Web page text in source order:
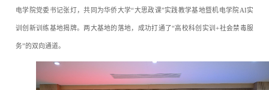
电学院党委书记张灯，共同为华侨大学“大思政课”实践教学基地暨机电学院AI实
训创新训练基地揭牌。两大基地的落地，成功打通了“高校科创实训+社会禁毒服
务”的双向通道。